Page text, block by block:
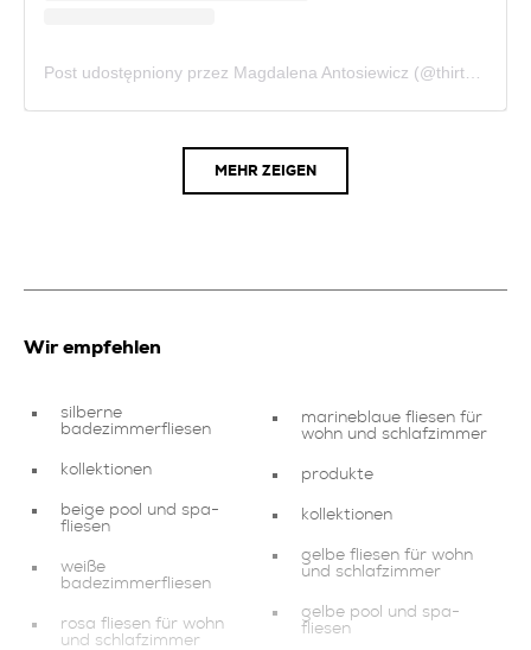
MEHR ZEIGEN
Wir empfehlen
silberne
badezimmerfliesen
kollektionen
beige pool und spa-
fliesen
weiße
badezimmerfliesen
rosa fliesen für wohn
und schlafzimmer
marineblaue fliesen für
wohn und schlafzimmer
produkte
kollektionen
gelbe fliesen für wohn
und schlafzimmer
gelbe pool und spa-
fliesen